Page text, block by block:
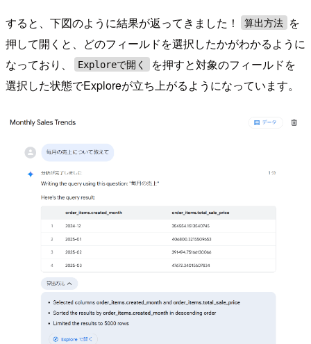
すると、下図のように結果が返ってきました！ 算出方法
を
押して開くと、どのフィールドを選択したかがわかるように
なっており、
Exploreで開く
を押すと対象のフィールドを
選択した状態でExploreが立ち上がるようになっています。